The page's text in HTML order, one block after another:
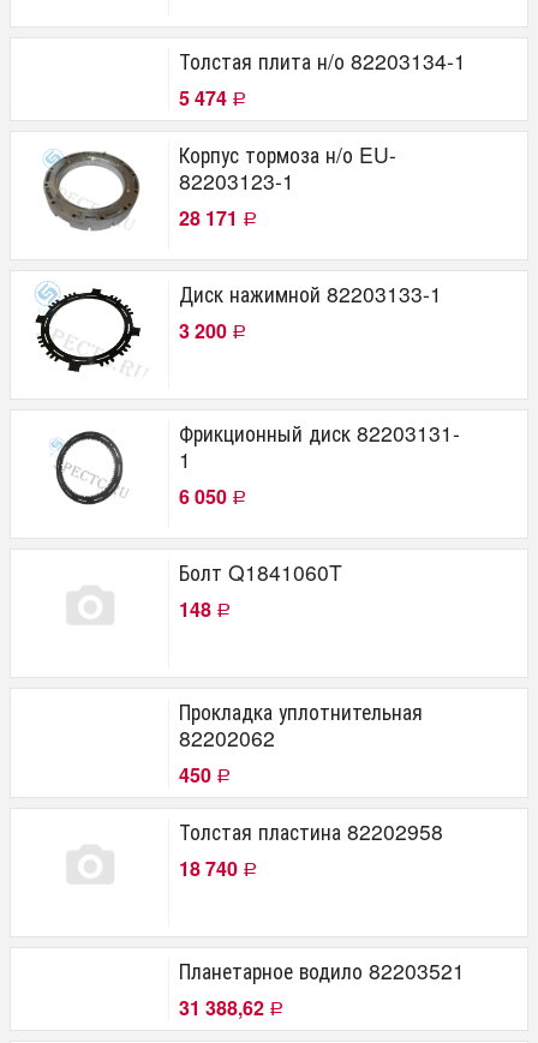
Толстая плита н/о 82203134-1
5 474 Р
Корпус тормоза н/о EU-
82203123-1
28 171 Р
Диск нажимной 82203133-1
3 200 Р
Фрикционный диск 82203131-
1
6 050 Р
Болт Q1841060T
148 Р
Прокладка уплотнительная
82202062
450 Р
Толстая пластина 82202958
18 740 Р
Планетарное водило 82203521
31 388,62 Р